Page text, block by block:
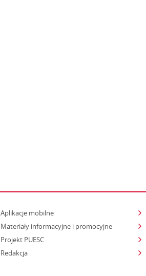
Aplikacje mobilne
Materiały informacyjne i promocyjne
Projekt PUESC
Redakcja